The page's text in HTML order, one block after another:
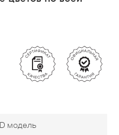
модель